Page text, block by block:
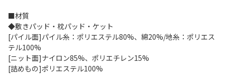
■材質
◆敷きパッド・枕パッド・ケット
[パイル面]パイル糸：ポリエステル80%、綿20%/地糸：ポリエス
テル100%
[ニット面]ナイロン85%、ポリエチレン15%
[詰めもの]ポリエステル100%